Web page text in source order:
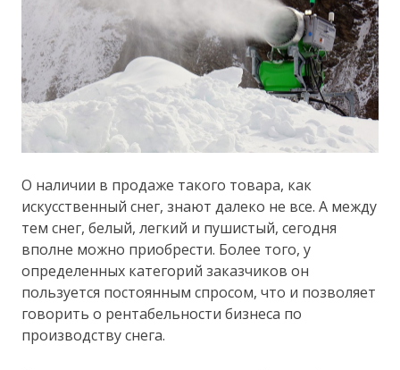
О наличии в продаже такого товара, как
искусственный снег, знают далеко не все. А между
тем снег, белый, легкий и пушистый, сегодня
вполне можно приобрести. Более того, у
определенных категорий заказчиков он
пользуется постоянным спросом, что и позволяет
говорить о рентабельности бизнеса по
производству снега.